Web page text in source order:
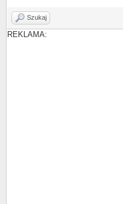
Szukaj
REKLAMA: